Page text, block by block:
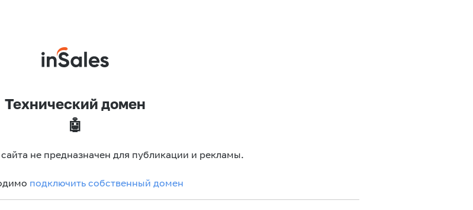
Технический домен
🤖
не предназначен для публикации и рекламы.
подключить собственный домен